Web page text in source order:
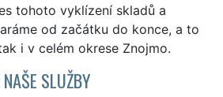
tohoto vyklízení skladů a
od začátku do konce, a to
i v celém okrese Znojmo.
SLUŽBY